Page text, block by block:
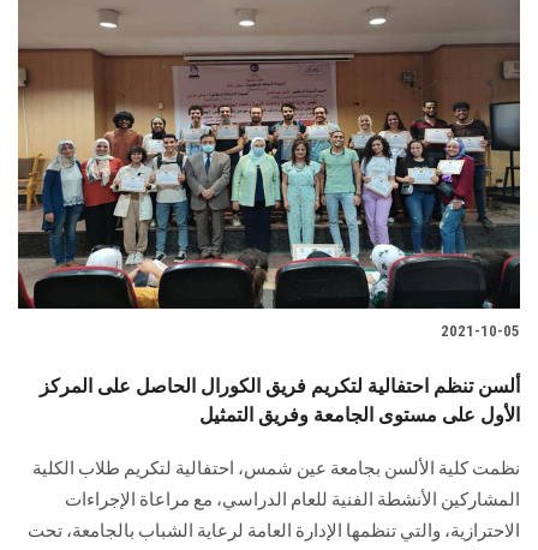
2021-10-05
ألسن تنظم احتفالية لتكريم فريق الكورال الحاصل على المركز
الأول على مستوى الجامعة وفريق التمثيل
نظمت كلية الألسن بجامعة عين شمس، احتفالية لتكريم طلاب الكلية
المشاركين الأنشطة الفنية للعام الدراسي، مع مراعاة الإجراءات
الاحترازية، والتي تنظمها الإدارة العامة لرعاية الشباب بالجامعة، تحت